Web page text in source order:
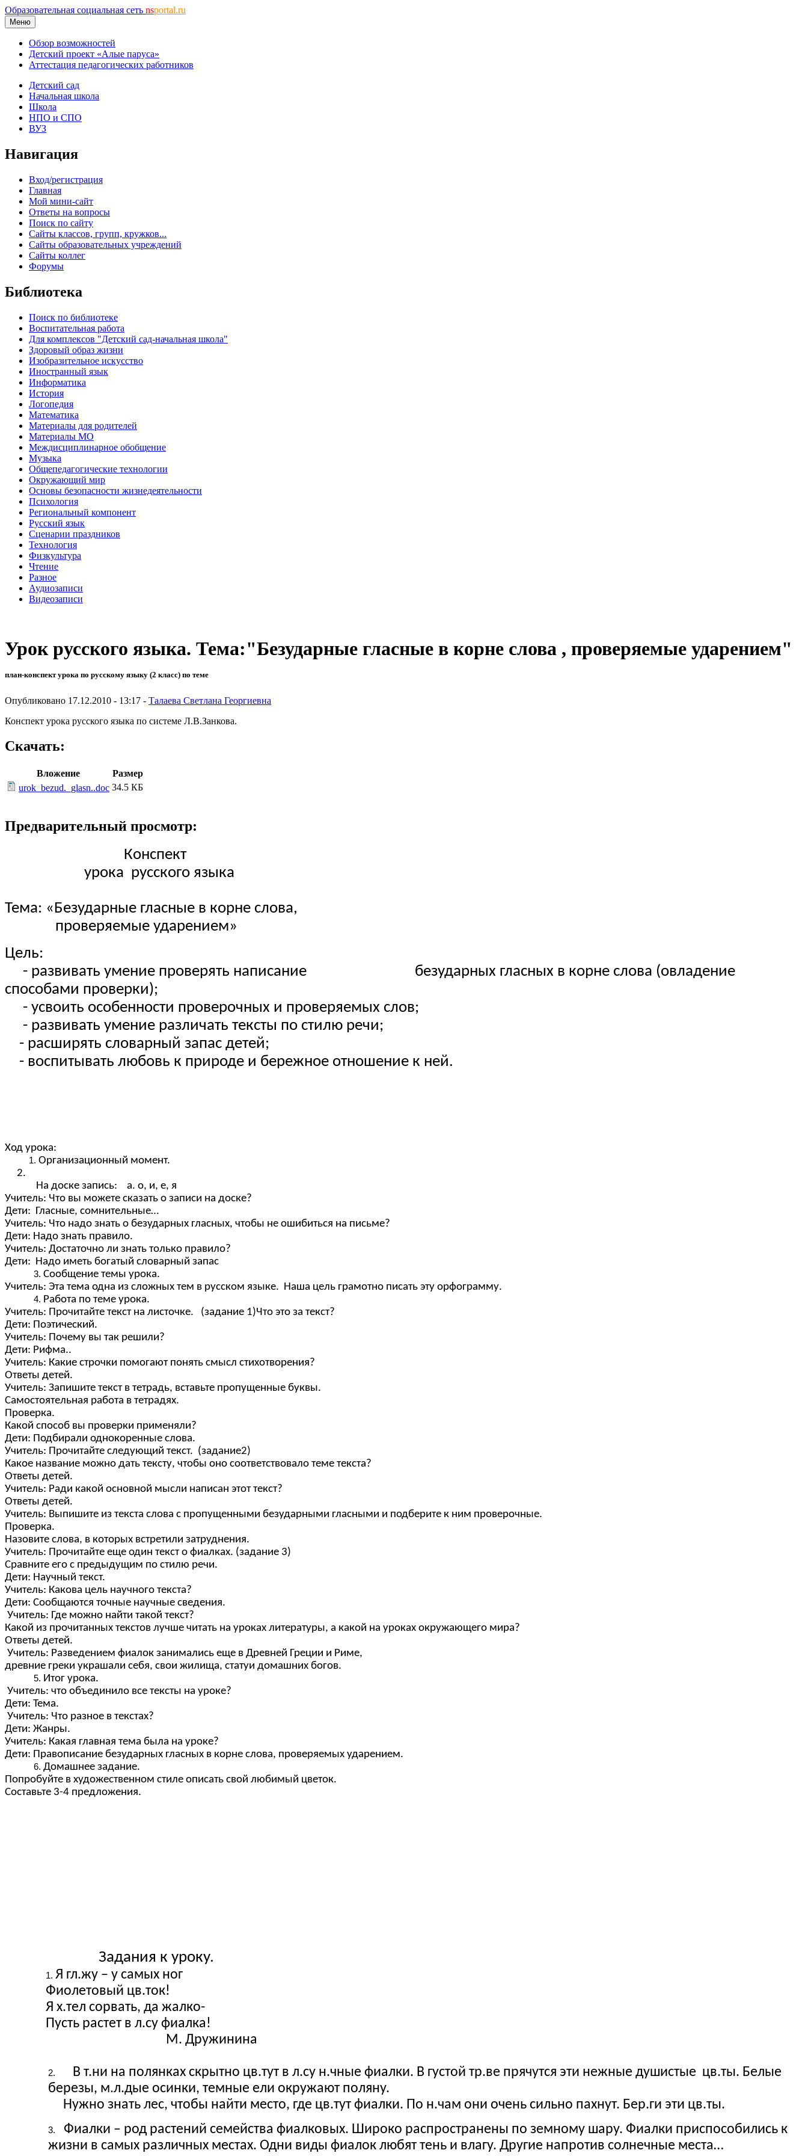
Образовательная социальная сеть nsportal.ru
Меню
Обзор возможностей
Детский проект «Алые паруса»
Аттестация педагогических работников
Детский сад
Начальная школа
Школа
НПО и СПО
ВУЗ
Навигация
Вход/регистрация
Главная
Мой мини-сайт
Ответы на вопросы
Поиск по сайту
Сайты классов, групп, кружков...
Сайты образовательных учреждений
Сайты коллег
Форумы
Библиотека
Поиск по библиотеке
Воспитательная работа
Для комплексов "Детский сад-начальная школа"
Здоровый образ жизни
Изобразительное искусство
Иностранный язык
Информатика
История
Логопедия
Математика
Материалы для родителей
Материалы МО
Междисциплинарное обобщение
Музыка
Общепедагогические технологии
Окружающий мир
Основы безопасности жизнедеятельности
Психология
Региональный компонент
Русский язык
Сценарии праздников
Технология
Физкультура
Чтение
Разное
Аудиозаписи
Видеозаписи
Урок русского языка. Тема:"Безударные гласные в корне слова , проверяемые ударением"
план-конспект урока по русскому языку (2 класс) по теме
Опубликовано 17.12.2010 - 13:17 - Талаева Светлана Георгиевна
Конспект урока русского языка по системе Л.В.Занкова.
Скачать:
Вложение
Размер
urok_bezud._glasn..doc 34.5 КБ
Предварительный просмотр:
Конспект
урока русского языка
Тема: «Безударные гласные в корне слова,
проверяемые ударением»
Цель:
- развивать умение проверять написание безударных гласных в корне слова (овладение
способами проверки);
- усвоить особенности проверочных и проверяемых слов;
- развивать умение различать тексты по стилю речи;
- расширять словарный запас детей;
- воспитывать любовь к природе и бережное отношение к ней.
Ход урока:
Организационный момент.
2.
На доске запись: а. о, и, е, я
Учитель: Что вы можете сказать о записи на доске?
Дети: Гласные, сомнительные…
Учитель: Что надо знать о безударных гласных, чтобы не ошибиться на письме?
Дети: Надо знать правило.
Учитель: Достаточно ли знать только правило?
Дети: Надо иметь богатый словарный запас
Сообщение темы урока.
Учитель: Эта тема одна из сложных тем в русском языке. Наша цель грамотно писать эту орфограмму.
Работа по теме урока.
Учитель: Прочитайте текст на листочке. (задание 1)Что это за текст?
Дети: Поэтический.
Учитель: Почему вы так решили?
Дети: Рифма..
Учитель: Какие строчки помогают понять смысл стихотворения?
Ответы детей.
Учитель: Запишите текст в тетрадь, вставьте пропущенные буквы.
Самостоятельная работа в тетрадях.
Проверка.
Какой способ вы проверки применяли?
Дети: Подбирали однокоренные слова.
Учитель: Прочитайте следующий текст. (задание2)
Какое название можно дать тексту, чтобы оно соответствовало теме текста?
Ответы детей.
Учитель: Ради какой основной мысли написан этот текст?
Ответы детей.
Учитель: Выпишите из текста слова с пропущенными безударными гласными и подберите к ним проверочные.
Проверка.
Назовите слова, в которых встретили затруднения.
Учитель: Прочитайте еще один текст о фиалках. (задание 3)
Сравните его с предыдущим по стилю речи.
Дети: Научный текст.
Учитель: Какова цель научного текста?
Дети: Сообщаются точные научные сведения.
Учитель: Где можно найти такой текст?
Какой из прочитанных текстов лучше читать на уроках литературы, а какой на уроках окружающего мира?
Ответы детей.
Учитель: Разведением фиалок занимались еще в Древней Греции и Риме,
древние греки украшали себя, свои жилища, статуи домашних богов.
Итог урока.
Учитель: что объединило все тексты на уроке?
Дети: Тема.
Учитель: Что разное в текстах?
Дети: Жанры.
Учитель: Какая главная тема была на уроке?
Дети: Правописание безударных гласных в корне слова, проверяемых ударением.
Домашнее задание.
Попробуйте в художественном стиле описать свой любимый цветок.
Составьте 3-4 предложения.
Задания к уроку.
Я гл.жу – у самых ног
Фиолетовый цв.ток!
Я х.тел сорвать, да жалко-
Пусть растет в л.су фиалка!
М. Дружинина
В т.ни на полянках скрытно цв.тут в л.су н.чные фиалки. В густой тр.ве прячутся эти нежные душистые цв.ты. Белые
березы, м.л.дые осинки, темные ели окружают поляну.
Нужно знать лес, чтобы найти место, где цв.тут фиалки. По н.чам они очень сильно пахнут. Бер.ги эти цв.ты.
Фиалки – род растений семейства фиалковых. Широко распространены по земному шару. Фиалки приспособились к
жизни в самых различных местах. Одни виды фиалок любят тень и влагу. Другие напротив солнечные места…